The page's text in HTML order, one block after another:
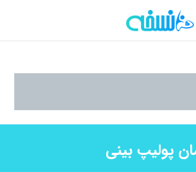
پولیپ بینی